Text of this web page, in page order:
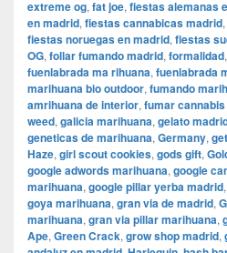
extreme og, fat joe, fiestas alemanas
en madrid, fiestas cannabicas madrid,
fiestas noruegas en madrid, fiestas
OG, follar fumando madrid, formalidad,
fuenlabrada ma rihuana, fuenlabrada
marihuana bio outdoor, fumando
amrihuana de interior, fumar
weed, galicia marihuana, gelato
geneticas de marihuana, Germany,
Haze, girl scout cookies, gods gift,
google adwords marihuana, google
marihuana, google pillar yerba madrid,
goya marihuana, gran via de madrid,
marihuana, gran via pillar marihuana,
Ape, Green Crack, grow shop madrid,